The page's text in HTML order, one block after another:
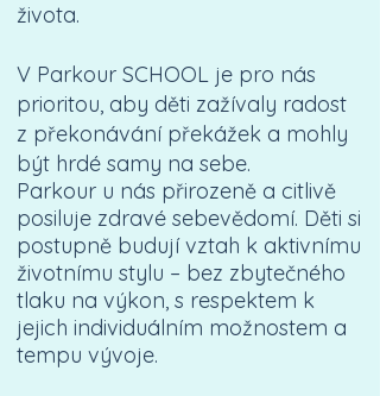
života.
V Parkour SCHOOL je pro nás
prioritou, aby děti zažívaly radost
z překonávání překážek a mohly
být hrdé samy na sebe.
Parkour u nás přirozeně a citlivě
posiluje zdravé sebevědomí. Děti si
postupně budují vztah k aktivnímu
životnímu stylu – bez zbytečného
tlaku na výkon, s respektem k
jejich individuálním možnostem a
tempu vývoje.